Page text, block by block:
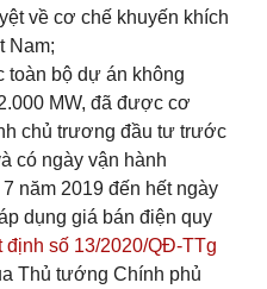
về cơ chế khuyến khích
Nam;
toàn bộ dự án không
MW, đã được cơ
chủ trương đầu tư trước
có ngày vận hành
năm 2019 đến hết ngày
dụng giá bán điện quy
định số 13/2020/QĐ-TTg
Thủ tướng Chính phủ